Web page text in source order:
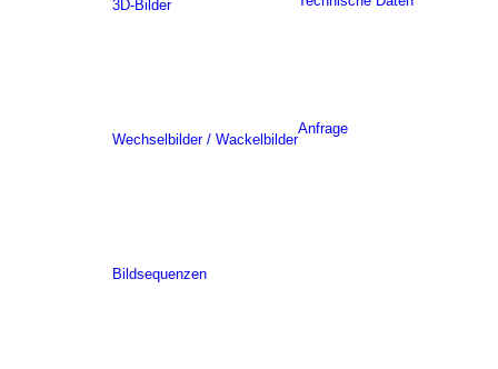
3D-Bilder
Wechselbilder / Wackelbilder
Bildsequenzen
Anfrage